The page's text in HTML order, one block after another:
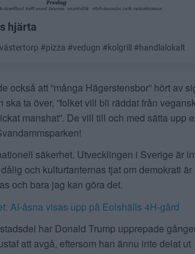
också att ”många Hägerstensbor” hört av
ska ta över, ”folket vill bli räddat från
manshat”. De vill till och med sätta upp
säkerhet. Utvecklingen i Sverige är
och kulturtanternas tjat om demokrati är
och bara jag kan göra det.
AI-åsna visas upp på Eolshälls 4H-gård
har Donald Trump upprepade
att avgå, eftersom han ännu inte delat ut